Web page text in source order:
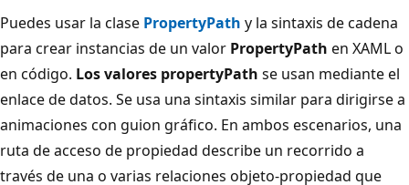
Puedes usar la clase PropertyPath y la sintaxis de cadena
para crear instancias de un valor PropertyPath en XAML o
en código. Los valores propertyPath se usan mediante el
enlace de datos. Se usa una sintaxis similar para dirigirse a
animaciones con guion gráfico. En ambos escenarios, una
ruta de acceso de propiedad describe un recorrido a
través de una o varias relaciones objeto-propiedad que